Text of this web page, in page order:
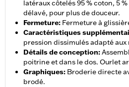
latéraux côtelés 95 % coton, 5
délavé, pour plus de douceur.
Fermeture: Fermeture à
Caractéristiques
pression dissimulés adapté
Détails de conception:
poitrine et dans le dos. Ourlet
Graphiques: Broderie directe
brodé.